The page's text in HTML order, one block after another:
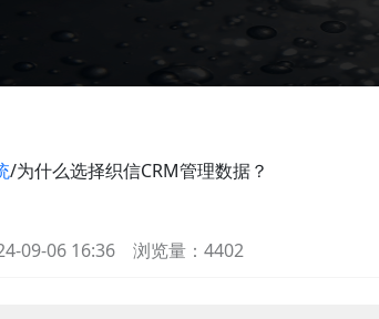
/为什么选择织信CRM管理数据？
09-06 16:36 浏览量：4402